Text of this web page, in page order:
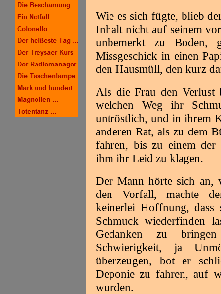
Wie es sich fügte, blieb
Inhalt nicht auf seinem
unbemerkt zu Boden,
Missgeschick in einen
den Hausmüll, den kurz
Als die Frau den
welchen Weg ihr
untröstlich, und in ihrem
anderen Rat, als zu dem
fahren, bis zu einem
ihm ihr Leid zu klagen.
Der Mann hörte sich an,
den Vorfall, machte
keinerlei Hoffnung,
Schmuck wiederfinden
Gedanken zu
Schwierigkeit, ja
überzeugen, bot er
Deponie zu fahren, auf
wurden.